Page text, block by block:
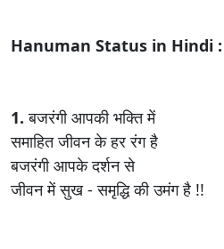
Hanuman Status in Hindi :
1.बजरंगी आपकी भक्ति में
समाहित जीवन के हर रंग है
बजरंगी आपके दर्शन से
जीवन में सुख - समृद्धि की उमंग है !!